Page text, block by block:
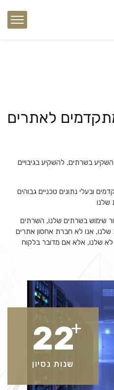
לאתרים
בשרתים, להשקיע בגיבויים
ובעלי נתונים טכניים גבוהים
שלנו
שימוש בשרתים שלנו, השרתים
אנו לא חברת אחסון אתרים
לא שלנו, אלא אם מדובר בלקוח
22+
שנות נסיון